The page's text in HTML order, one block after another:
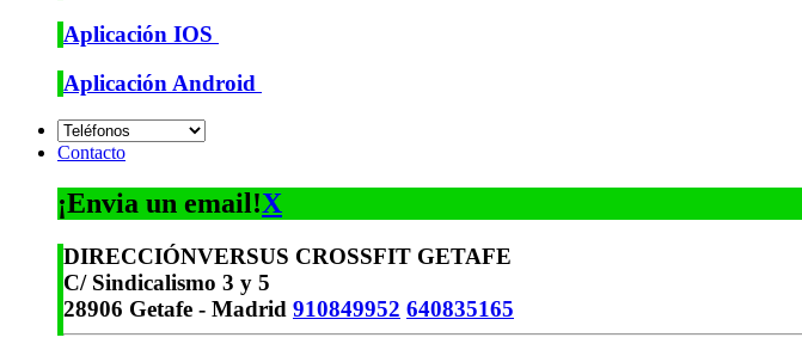
Aplicación IOS
Aplicación Android
Contacto
¡Envia un email!X
DIRECCIÓNVERSUS CROSSFIT GETAFE
C/ Sindicalismo 3 y 5
28906 Getafe - Madrid 910849952 640835165